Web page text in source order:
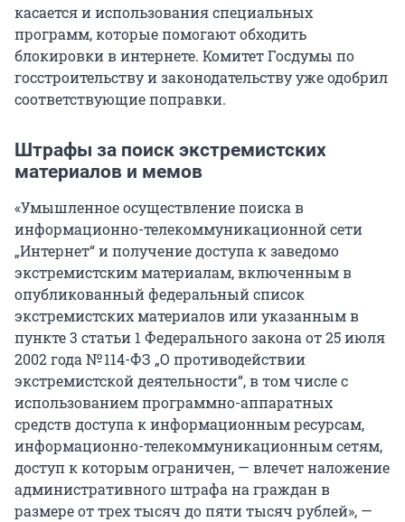
касается и использования специальных
программ, которые помогают обходить
блокировки в интернете. Комитет Госдумы по
госстроительству и законодательству уже одобрил
соответствующие поправки.
Штрафы за поиск экстремистских
материалов и мемов
«Умышленное осуществление поиска в
информационно-телекоммуникационной сети
„Интернет“ и получение доступа к заведомо
экстремистским материалам, включенным в
опубликованный федеральный список
экстремистских материалов или указанным в
пункте 3 статьи 1 Федерального закона от 25 июля
2002 года № 114-ФЗ „О противодействии
экстремистской деятельности“, в том числе с
использованием программно-аппаратных
средств доступа к информационным ресурсам,
информационно-телекоммуникационным сетям,
доступ к которым ограничен, — влечет наложение
административного штрафа на граждан в
размере от трех тысяч до пяти тысяч рублей», —